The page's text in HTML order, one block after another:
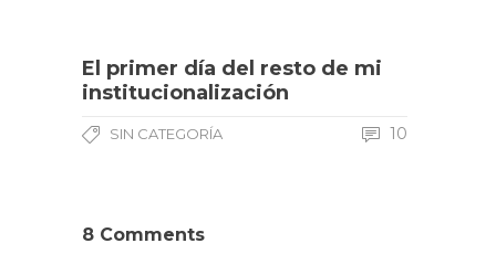
El primer día del resto de mi
institucionalización
SIN CATEGORÍA 10
8 Comments